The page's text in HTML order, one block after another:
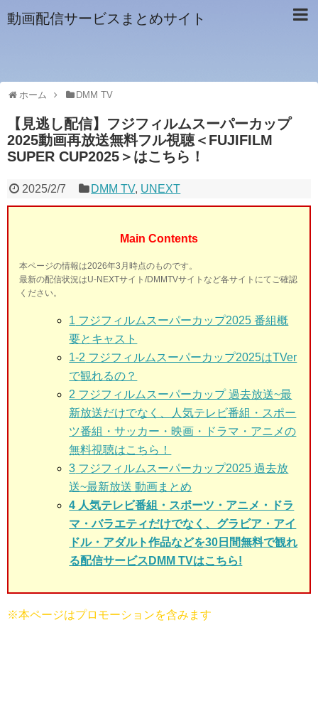
動画配信サービスまとめサイト
ホーム DMM TV
【見逃し配信】フジフィルムスーパーカップ
2025動画再放送無料フル視聴＜FUJIFILM
SUPER CUP2025＞はこちら！
2025/2/7 DMM TV, UNEXT
Main Contents
本ページの情報は2026年3月時点のものです。
最新の配信状況はU-NEXTサイト/DMMTVサイトなど各サイトにてご確認
ください。
1 フジフィルムスーパーカップ2025 番組概
要とキャスト
1-2 フジフィルムスーパーカップ2025はTVer
で観れるの？
2 フジフィルムスーパーカップ過去放送~最
新放送だけでなく、人気テレビ番組・スポー
ツ番組・サッカー・映画・ドラマ・アニメの
無料視聴はこちら！
3 フジフィルムスーパーカップ2025 過去放
送~最新放送 動画まとめ
4 人気テレビ番組・スポーツ・アニメ・ドラ
マ・バラエティだけでなく、グラビア・アイ
ドル・アダルト作品などを30日間無料で観れ
る配信サービスDMM TVはこちら!
※本ページはプロモーションを含みます